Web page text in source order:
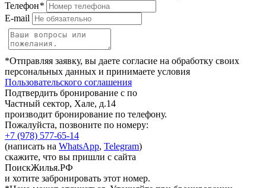
Телефон*
E-mail
*Отправляя заявку, вы даете согласие на обработку своих
персональных данных и принимаете условия
Пользовательского соглашения
Подтвердить бронирование с по
Частный сектор, Хале, д.14
производит бронирование по телефону.
Пожалуйста, позвоните по номеру:
+7 (978) 577-65-14
(написать на WhatsApp, Telegram)
скажите, что вы пришли с сайта
ПоискЖилья.РФ
и хотите забронировать этот номер.